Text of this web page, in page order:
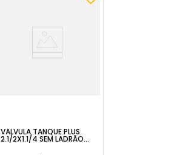
VÁLVULA TANQUE PLUS
2.1/2X1.1/4 SEM LADRÃO
CROMADO ESTEVES